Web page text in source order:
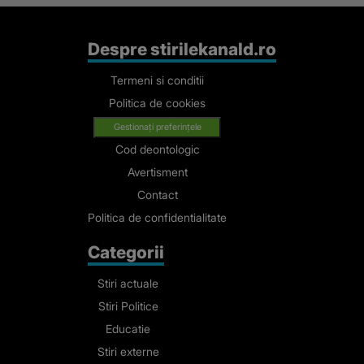
Despre stirilekanald.ro
Termeni si conditii
Politica de cookies
Gestionați preferințele
Cod deontologic
Avertisment
Contact
Politica de confidentialitate
Categorii
Stiri actuale
Stiri Politice
Educatie
Stiri externe